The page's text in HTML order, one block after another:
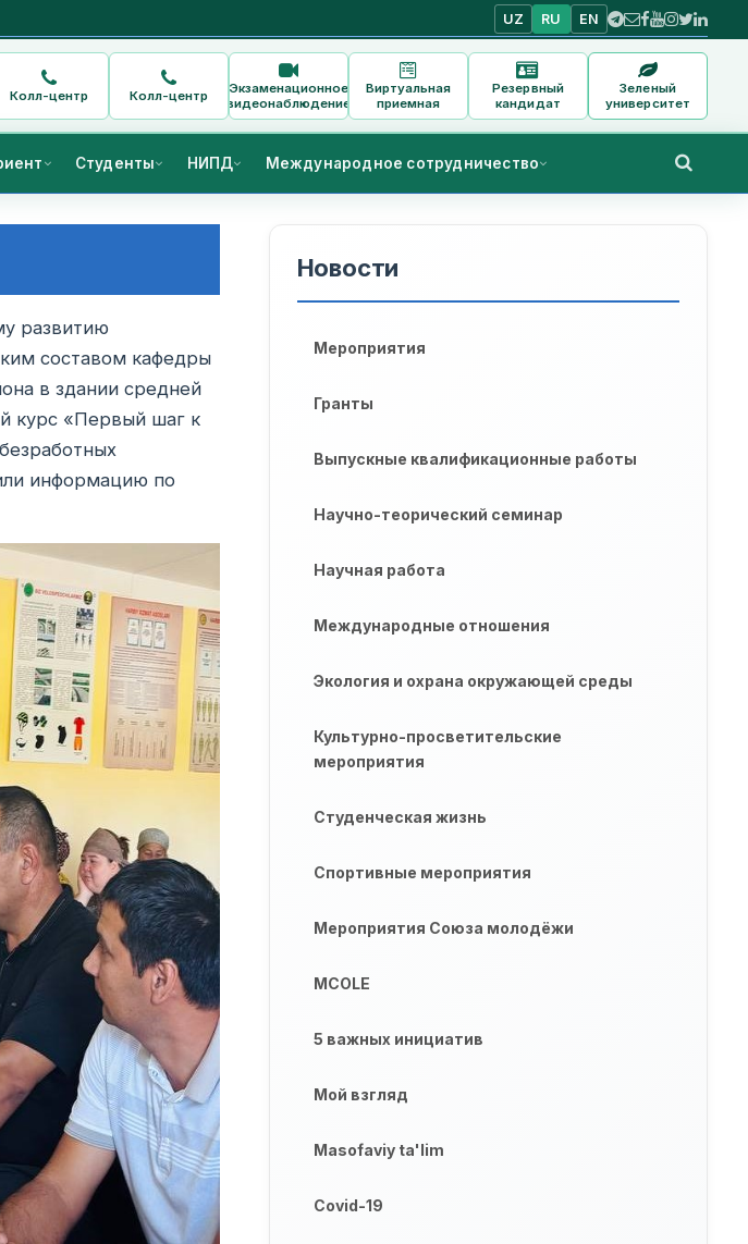
UZ RU EN
Колл-центр Колл-центр
Экзаменационное
видеонаблюдение
Виртуальная
приемная
Резервный
кандидат
Зеленый
университет
Студенты НИПД Международное сотрудничество
развитию
составом кафедры
в здании средней
курс «Первый шаг к
информацию по
Новости
Мероприятия
Гранты
Выпускные квалификационные работы
Научно-теорический семинар
Научная работа
Международные отношения
Экология и охрана окружающей среды
Культурно-просветительские
мероприятия
Студенческая жизнь
Спортивные мероприятия
Мероприятия Союза молодёжи
MCOLE
5 важных инициатив
Мой взгляд
Masofaviy ta'lim
Covid-19